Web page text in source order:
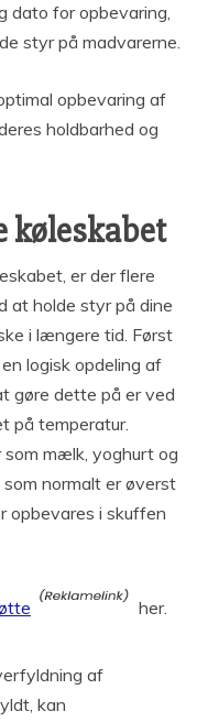
dato for opbevaring,
styr på madvarerne.
opbevaring af
holdbarhed og
køleskabet
er der flere
at holde styr på dine
i længere tid. Først
logisk opdeling af
gøre dette på er ved
på temperatur.
som mælk, yoghurt og
normalt er øverst
opbevares i skuffen
her.
af
kan